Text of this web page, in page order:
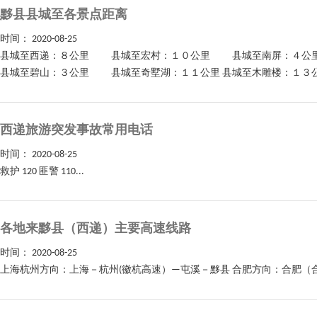
黟县县城至各景点距离
时间： 2020-08-25
县城至西递：８公里 县城至宏村：１０公里 县城至南屏：
县城至碧山：３公里 县城至奇墅湖：１１公里 县城至木雕楼：
西递旅游突发事故常用电话
时间： 2020-08-25
救护 120 匪警 110...
各地来黟县（西递）主要高速线路
时间： 2020-08-25
上海杭州方向：上海－杭州(徽杭高速）—屯溪－黟县 合肥方向：合肥